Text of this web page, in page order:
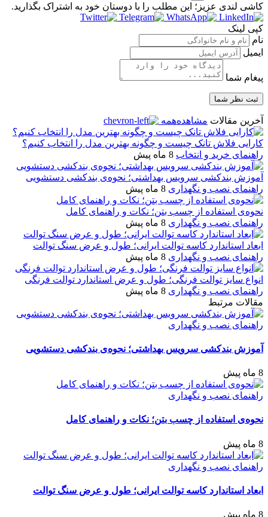
کاشی‌ لندی عزیز؛ این مطلب را با دوستان خود به اشتراک بگذارید.
کپی لینک
نام
ایمیل
پیغام شما
آخرین مقالات مشاهده‌همه
کارایی فلاش تانک چیست و چگونه بهترین مدل را انتخاب کنیم؟
راهنمای خرید و انتخاب 8 ماه پیش
آموزش بندکشی سرویس بهداشتی؛ نحوه‌ی بندکشی دستشویی
راهنمای نصب و نگهداری 8 ماه پیش
نحوه‌ی استفاده از چسب بتن؛ نکات و راهنمای کامل
راهنمای نصب و نگهداری 8 ماه پیش
ابعاد استاندارد کاسه توالت ایرانی؛ طول و عرض سنگ توالت
راهنمای نصب و نگهداری 8 ماه پیش
انواع سایز توالت فرنگی؛ طول و عرض استاندارد توالت فرنگی
راهنمای نصب و نگهداری 8 ماه پیش
مقالات مرتبط
راهنمای نصب و نگهداری
آموزش بندکشی سرویس بهداشتی؛ نحوه‌ی بندکشی دستشویی
8 ماه پیش
راهنمای نصب و نگهداری
نحوه‌ی استفاده از چسب بتن؛ نکات و راهنمای کامل
8 ماه پیش
راهنمای نصب و نگهداری
ابعاد استاندارد کاسه توالت ایرانی؛ طول و عرض سنگ توالت
8 ماه پیش